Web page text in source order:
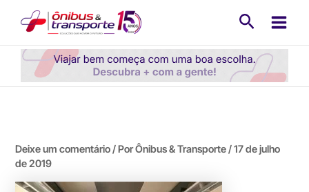
conteúdo
Deixe um comentário/ PorÔnibus & Transporte/17 de julho
de 2019